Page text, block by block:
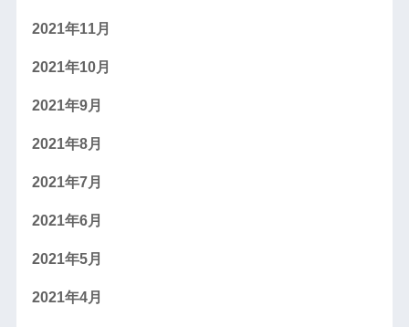
2021年11月
2021年10月
2021年9月
2021年8月
2021年7月
2021年6月
2021年5月
2021年4月